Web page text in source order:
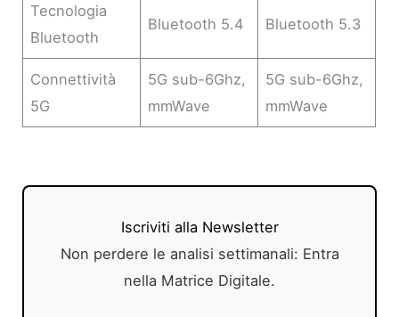
Tecnologia
Bluetooth
Bluetooth 5.4 Bluetooth 5.3
Connettività
5G
5G sub-6Ghz,
mmWave
5G sub-6Ghz,
mmWave
Iscriviti alla Newsletter
Non perdere le analisi settimanali: Entra
nella Matrice Digitale.